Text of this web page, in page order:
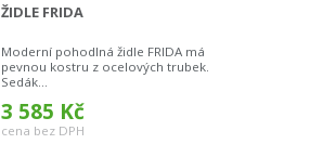
ŽIDLE FRIDA
Moderní pohodlná židle FRIDA má
pevnou kostru z ocelových trubek.
Sedák...
3 585 Kč
cena bez DPH